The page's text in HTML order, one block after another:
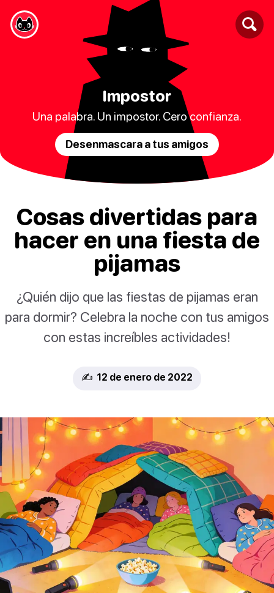
Impostor
Una palabra. Un impostor. Cero confianza.
Desenmascara a tus amigos
Cosas divertidas para
hacer en una fiesta de
pijamas
¿Quién dijo que las fiestas de pijamas eran
para dormir? Celebra la noche con tus amigos
con estas increíbles actividades!
✍️ 12 de enero de 2022